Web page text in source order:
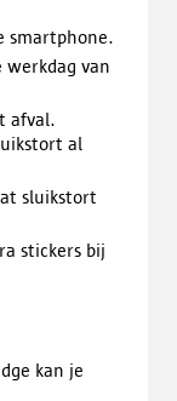
smartphone.
werkdag van
afval.
al
sluikstort
stickers bij
kan je